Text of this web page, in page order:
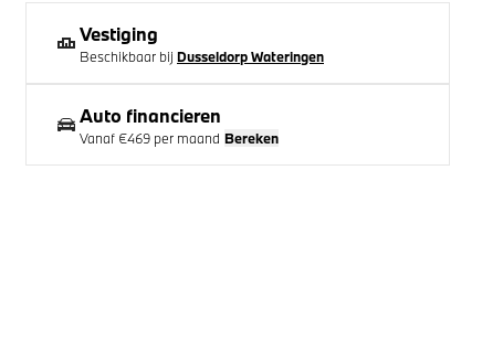
Vestiging
Beschikbaar bij Dusseldorp Wateringen
Auto financieren
Vanaf €469 per maand Bereken